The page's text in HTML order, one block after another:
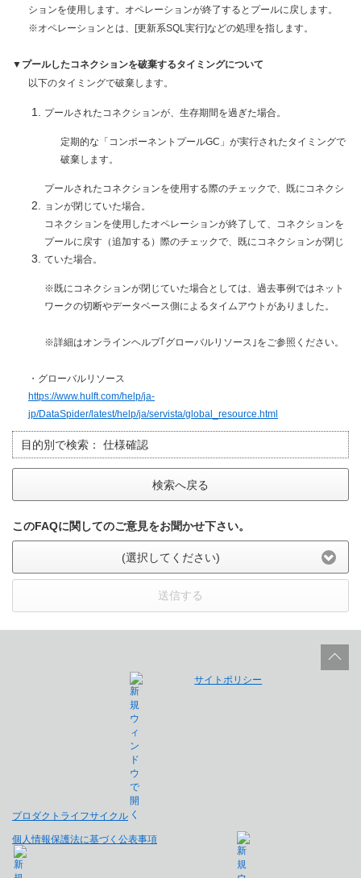
ションを使用します。オペレーションが終了するとプールに戻します。
※オペレーションとは、[更新系SQL実行]などの処理を指します。
▼プールしたコネクションを破棄するタイミングについて
以下のタイミングで破棄します。
プールされたコネクションが、生存期間を過ぎた場合。
定期的な「コンポーネントプールGC」が実行されたタイミングで
破棄します。
プールされたコネクションを使用する際のチェックで、既にコネクシ
ョンが閉じていた場合。
コネクションを使用したオペレーションが終了して、コネクションを
プールに戻す（追加する）際のチェックで、既にコネクションが閉じ
ていた場合。
※既にコネクションが閉じていた場合としては、過去事例ではネット
ワークの切断やデータベース側によるタイムアウトがありました。
※詳細はオンラインヘルプ｢グローバルリソース｣をご参照ください。
・グローバルリソース
https://www.hulft.com/help/ja-
jp/DataSpider/latest/help/ja/servista/global_resource.html
目的別で検索： 仕様確認
検索へ戻る
このFAQに関してのご意見をお聞かせ下さい。
(選択してください)
送信する
プロダクトライフサイクル
サイトポリシー
個人情報保護法に基づく公表事項